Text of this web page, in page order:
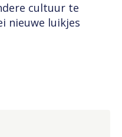
cultuur te
nieuwe luikjes